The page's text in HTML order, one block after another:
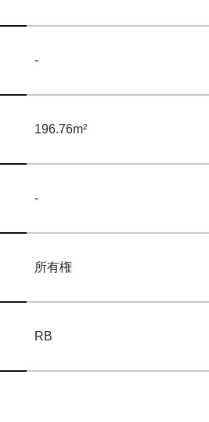
-
196.76m²
-
所有権
RB